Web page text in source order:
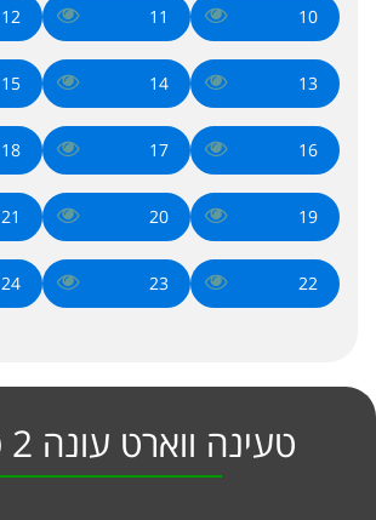
10
11
12
13
14
15
16
17
18
19
20
21
22
23
24
טעינה ווארט עונה 2 פרק 4